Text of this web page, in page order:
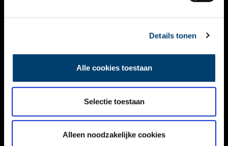
Details tonen
Alle cookies toestaan
Selectie toestaan
Alleen noodzakelijke cookies
DISCLAIMER
TOEGANKELIJKHEID
Volg ONH op social media